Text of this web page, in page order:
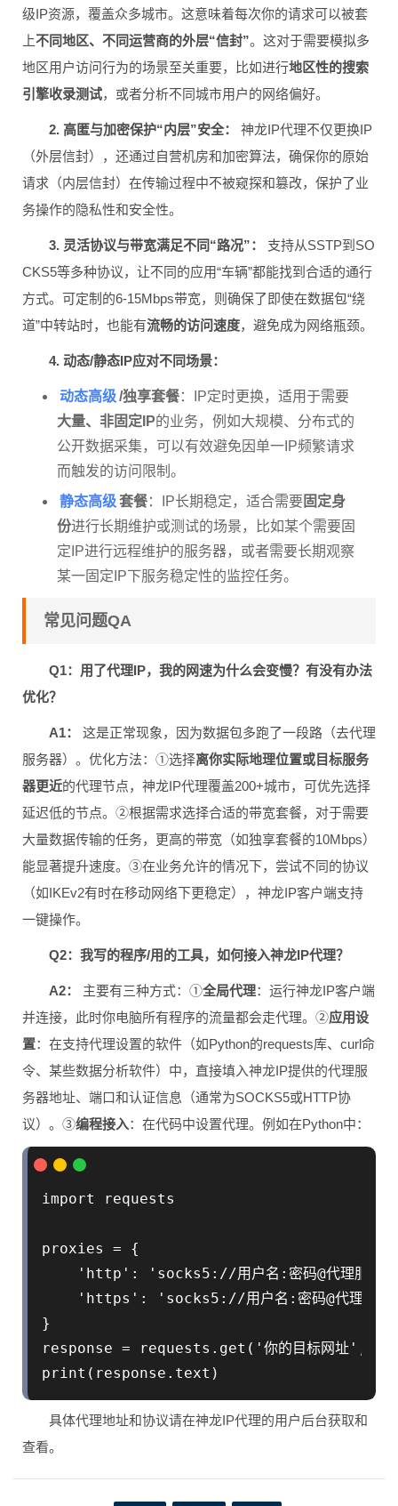
级IP资源，覆盖众多城市。这意味着每次你的请求可以被套
上不同地区、不同运营商的外层“信封”。这对于需要模拟多
地区用户访问行为的场景至关重要，比如进行地区性的搜索
引擎收录测试，或者分析不同城市用户的网络偏好。
2. 高匿与加密保护“内层”安全：
神龙IP代理不仅更换IP
（外层信封），还通过自营机房和加密算法，确保你的原始
请求（内层信封）在传输过程中不被窥探和篡改，保护了业
务操作的隐私性和安全性。
3. 灵活协议与带宽满足不同“路况”：
支持从SSTP到SO
CKS5等多种协议，让不同的应用“车辆”都能找到合适的通行
方式。可定制的6-15Mbps带宽，则确保了即使在数据包“绕
道”中转站时，也能有流畅的访问速度，避免成为网络瓶颈。
4. 动态/静态IP应对不同场景：
动态高级/独享套餐：IP定时更换，适用于需要
大量、非固定IP的业务，例如大规模、分布式的
公开数据采集，可以有效避免因单一IP频繁请求
而触发的访问限制。
静态高级套餐：IP长期稳定，适合需要固定身
份进行长期维护或测试的场景，比如某个需要固
定IP进行远程维护的服务器，或者需要长期观察
某一固定IP下服务稳定性的监控任务。
常见问题QA
Q1：用了代理IP，我的网速为什么会变慢？有没有办法
优化？
A1：
这是正常现象，因为数据包多跑了一段路（去代理
服务器）。优化方法：①选择离你实际地理位置或目标服务
器更近的代理节点，神龙IP代理覆盖200+城市，可优先选择
延迟低的节点。②根据需求选择合适的带宽套餐，对于需要
大量数据传输的任务，更高的带宽（如独享套餐的10Mbps）
能显著提升速度。③在业务允许的情况下，尝试不同的协议
（如IKEv2有时在移动网络下更稳定），神龙IP客户端支持
一键操作。
Q2：我写的程序/用的工具，如何接入神龙IP代理？
A2： 主要有三种方式：①全局代理：运行神龙IP客户端
并连接，此时你电脑所有程序的流量都会走代理。②应用设
置：在支持代理设置的软件（如Python的requests库、curl命
令、某些数据分析软件）中，直接填入神龙IP提供的代理服
务器地址、端口和认证信息（通常为SOCKS5或HTTP协
议）。③编程接入：在代码中设置代理。例如在Python中：
import requests
proxies = {
'http': 'socks5://用户名:密码@代理服务
'https': 'socks5://用户名:密码@代理服务
}
response = requests.get('你的目标网址',
具体代理地址和协议请在神龙IP代理的用户后台获取和
查看。